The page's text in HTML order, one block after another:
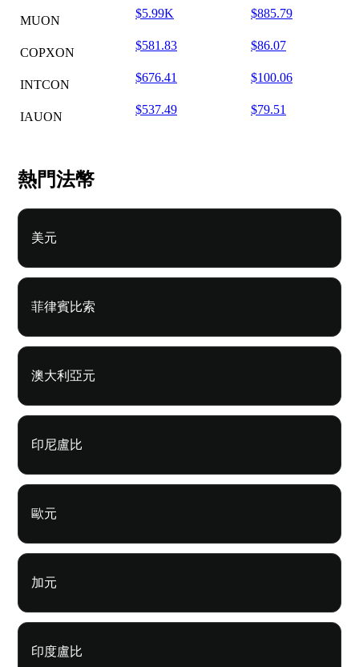
MUON
$5.99K $885.79
COPXON
$581.83 $86.07
INTCON
$676.41 $100.06
IAUON
$537.49 $79.51
熱門法幣
美元
菲律賓比索
澳大利亞元
印尼盧比
歐元
加元
印度盧比